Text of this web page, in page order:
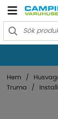
Hem
Truma